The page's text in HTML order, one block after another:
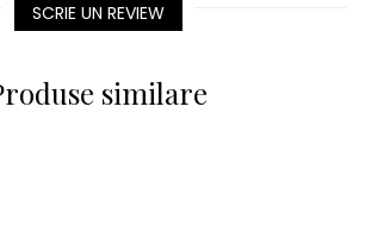
SCRIE UN REVIEW
similare